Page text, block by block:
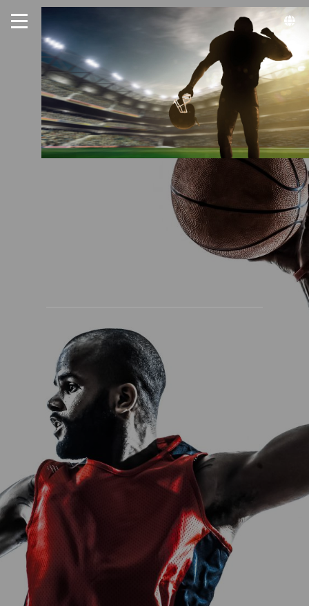
周哲宇健康生活的生活就要好好
好運動 撥打服務專線 網站地圖
首頁
運動最新消息
為什麼要運動